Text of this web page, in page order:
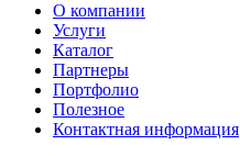
О компании
Услуги
Каталог
Партнеры
Портфолио
Полезное
Контактная информация